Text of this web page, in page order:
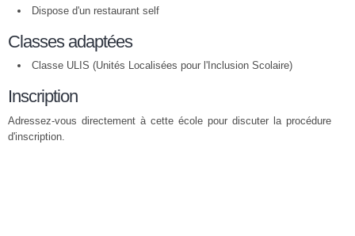
Dispose d'un restaurant self
Classes adaptées
Classe ULIS (Unités Localisées pour l'Inclusion Scolaire)
Inscription
Adressez-vous directement à cette école pour discuter la procédure
d'inscription.